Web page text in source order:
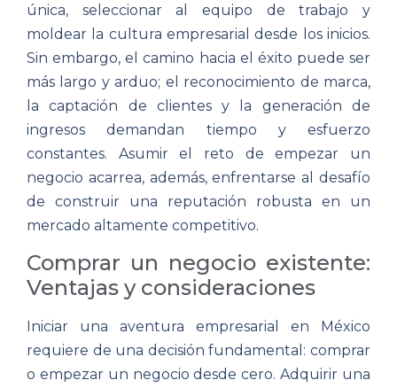
única, seleccionar al equipo de trabajo y
moldear la cultura empresarial desde los inicios.
Sin embargo, el camino hacia el éxito puede ser
más largo y arduo; el reconocimiento de marca,
la captación de clientes y la generación de
ingresos demandan tiempo y esfuerzo
constantes. Asumir el reto de empezar un
negocio acarrea, además, enfrentarse al desafío
de construir una reputación robusta en un
mercado altamente competitivo.
Comprar un negocio existente:
Ventajas y consideraciones
Iniciar una aventura empresarial en México
requiere de una decisión fundamental: comprar
o empezar un negocio desde cero. Adquirir una